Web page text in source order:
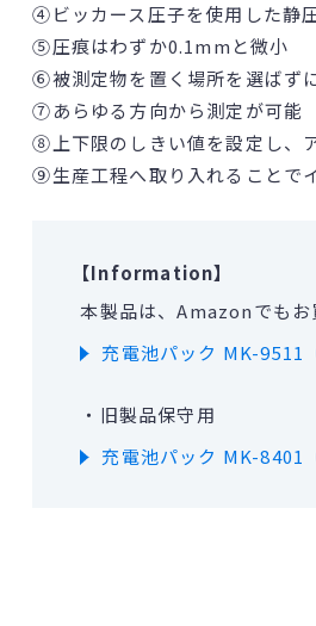
④ビッカース圧子を使用した静
⑤圧痕はわずか0.1mmと微小
⑥被測定物を置く場所を選ばず
⑦あらゆる方向から測定が可能
⑧上下限のしきい値を設定し、
⑨生産工程へ取り入れることで
【Information】
本製品は、Amazonでもお
充電池パック MK-9511
・旧製品保守用
充電池パック MK-8401